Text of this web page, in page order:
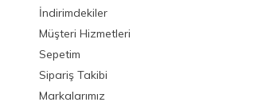
İndirimdekiler
Müşteri Hizmetleri
Sepetim
Sipariş Takibi
Markalarımız